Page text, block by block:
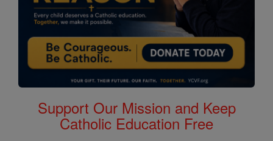
Support Our Mission and Keep
Catholic Education Free